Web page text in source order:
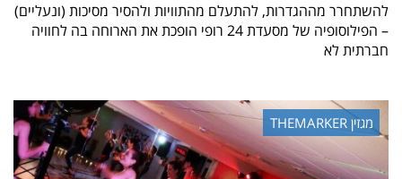
להשתחרר מההגדרות, להתעלם מהתוויות ולהסיר מסיכות (ונעליים)
– הפילוסופיה של מסעדת 24 רופי הופכת את הארוחה בה לחוויה
חברתית לא
מגזין THEMARKER